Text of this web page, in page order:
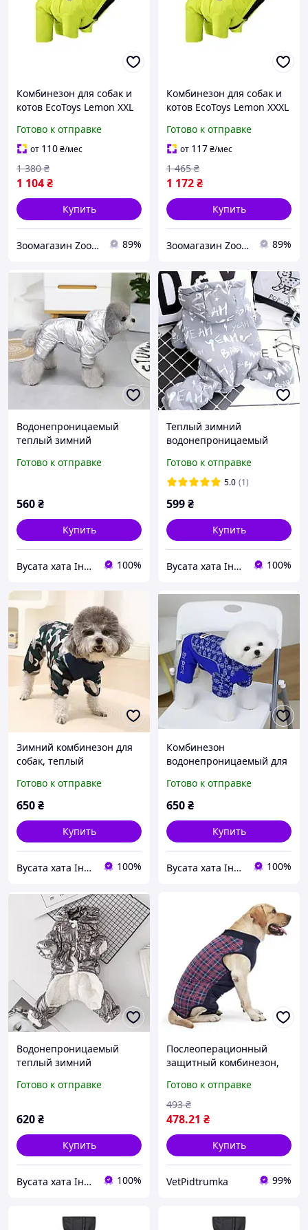
Комбинезон для собак и
котов EcoToys Lemon XXL
см C: 37 см 6929
Готово к отправке
от 110₴/мес
1 104₴
1 380 ₴
Купить
Зоомагазин Zoo-expert. Быстрая отправка. 89%
Комбинезон для собак и
котов EcoToys Lemon XXXL
см C: 40 см 6930
Готово к отправке
от 117₴/мес
1 172₴
1 465 ₴
Купить
Зоомагазин Zoo-expert. Быстрая отправка. 89%
Водонепроницаемый
теплый зимний
размер М, серый
Готово к отправке
560₴
Купить
Вусата хата Інтернет магазин 100%
Теплый зимний
водонепроницаемый
комбинезон для собак,
котов размер М, серый
Готово к отправке
5.0 (1)
599₴
Купить
Вусата хата Інтернет магазин 100%
Зимний комбинезон для
собак, теплый
средних собак, куртка
водонепронепроницаема
Готово к отправке
650₴
Купить
Вусата хата Інтернет магазин 100%
Комбинезон
водонепроницаемый для
Готово к отправке
650₴
Купить
Вусата хата Інтернет магазин 100%
Водонепроницаемый
теплый зимний
размер XL, серый
Готово к отправке
620₴
Купить
Вусата хата Інтернет магазин 100%
Послеоперационный
защитный комбинезон,
собак, полностью
закрывающий тело XS
Готово к отправке
478.21 ₴
493 ₴
Купить
VetPidtrumka 99%